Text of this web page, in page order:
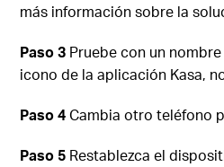
más información sobre la
Paso 3 Pruebe con un
icono de la aplicación Kasa,
Paso 4Cambia otro teléfono
Paso 5 Restablezca el